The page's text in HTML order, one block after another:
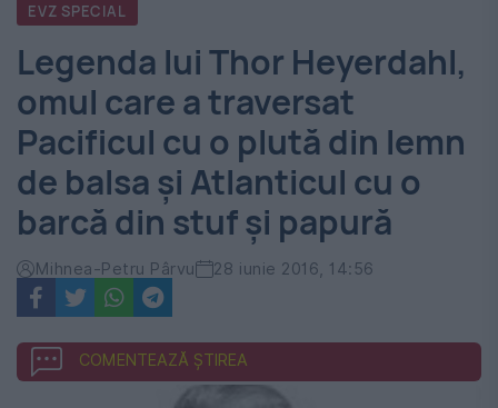
România
-
Evenimentul
Zilei
EVZ SPECIAL
Legenda lui Thor Heyerdahl,
omul care a traversat
Pacificul cu o plută din lemn
de balsa și Atlanticul cu o
barcă din stuf și papură
Mihnea-Petru Pârvu 28 iunie 2016, 14:56
COMENTEAZĂ ȘTIREA